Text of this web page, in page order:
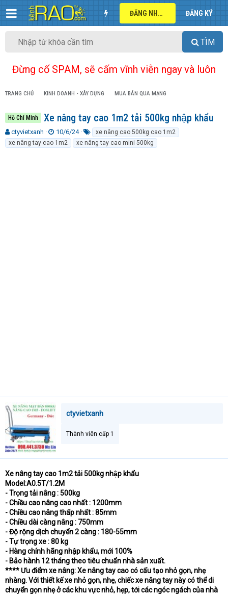
ĐĂNG NHẬP ĐĂNG KÝ
TÌM
Đừng cố SPAM, sẽ cấm vĩnh viễn ngay và luôn
TRANG CHỦ KINH DOANH - XÂY DỰNG MUA BÁN QUA MẠNG
Hồ Chí Minh Xe nâng tay cao 1m2 tải 500kg nhập khẩu
T
h
r
ctyvietxanh
N
g
à
10/6/24
ừ
k
xe nâng cao 500kg cao 1m2
xe nâng tay cao 1m2
xe nâng tay cao mini 500kg
ctyvietxanh
Thành viên cấp 1
Xe nâng tay cao 1m2 tải 500kg nhập khẩu
Model:A0.5T/1.2M
- Trọng tải nâng : 500kg
- Chiều cao nâng cao nhất : 1200mm
- Chiều cao nâng thấp nhất : 85mm
- Chiều dài càng nâng : 750mm
- Độ rộng dịch chuyển 2 càng : 180-55mm
- Tự trọng xe : 80 kg
- Hàng chính hãng nhập khẩu, mới 100%
- Bảo hành 12 tháng theo tiêu chuẩn nhà sản xuất.
**** Ưu điểm xe nâng: Xe nâng tay cao có cấu tạo nhỏ gọn, nhẹ
nhàng. Với thiết kế xe nhỏ gọn, nhẹ, chiếc xe nâng tay này có thể di
chuyển gọn nhẹ ở các khu vực nhỏ, hẹp, tới các ngóc ngách của nhà